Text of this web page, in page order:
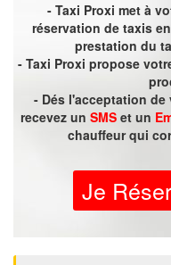
- Taxi Proxi met à
réservation de taxis
prestation du
- Taxi Proxi propose
- Dés l'acceptation
recevez un SMSet un
chauffeur qui
Je